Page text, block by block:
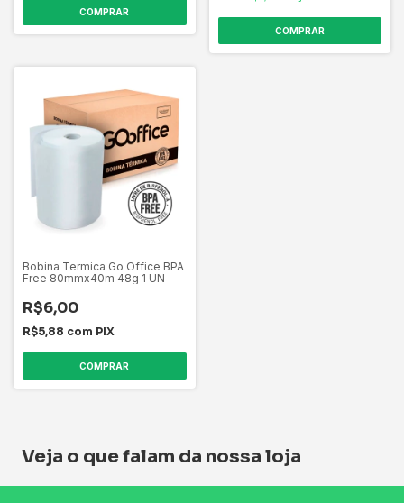
Bobina Termica Go Office BPA
Free 80mmx40m 48g 1 UN
R$6,00
R$5,88 com PIX
Veja o que falam da nossa loja